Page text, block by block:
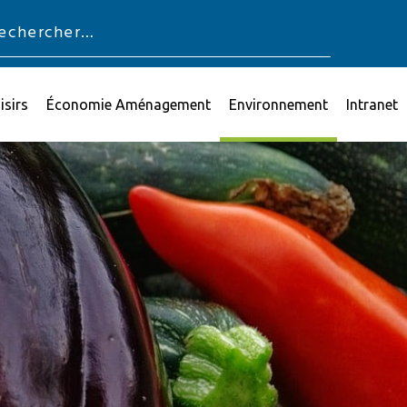
Économie Aménagement Environnement Intranet